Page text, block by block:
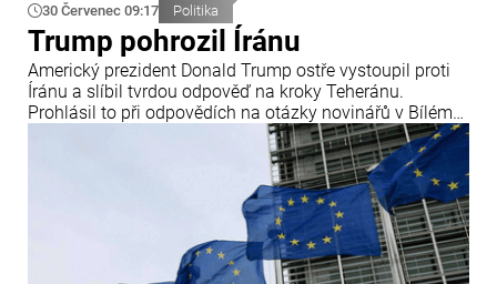
30 Červenec 09:17 Politika
Trump pohrozil Íránu
Americký prezident Donald Trump ostře vystoupil proti
Íránu a slíbil tvrdou odpověď na kroky Teheránu.
Prohlásil to při odpovědích na otázky novinářů v Bílém
domě. Podle amerického prezidenta jsou Spojené státy
připraveny zasadit Íránu „velmi silný úder“.